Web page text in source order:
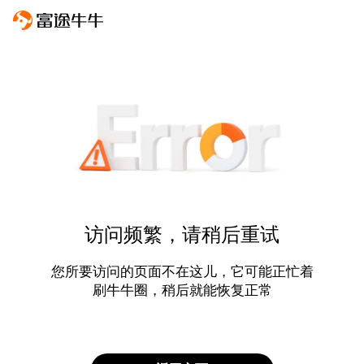
访问频繁，请稍后重试
您所要访问的页面不在这儿，它可能正忙着
刷牛牛圈，稍后就能恢复正常